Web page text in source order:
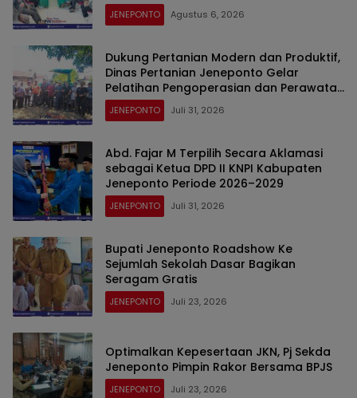
JENEPONTO Agustus 6, 2026
Dukung Pertanian Modern dan Produktif,
Dinas Pertanian Jeneponto Gelar
Pelatihan Pengoperasian dan Perawatan
Alsintan TR4 ARBOS di Bulujaya
JENEPONTO Juli 31, 2026
Abd. Fajar M Terpilih Secara Aklamasi
sebagai Ketua DPD II KNPI Kabupaten
Jeneponto Periode 2026–2029
JENEPONTO Juli 31, 2026
Bupati Jeneponto Roadshow Ke
Sejumlah Sekolah Dasar Bagikan
Seragam Gratis
JENEPONTO Juli 23, 2026
Optimalkan Kepesertaan JKN, Pj Sekda
Jeneponto Pimpin Rakor Bersama BPJS
JENEPONTO Juli 23, 2026